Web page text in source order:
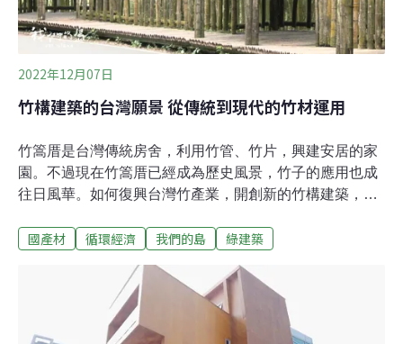
託專業團隊進駐營運，透過公私合作，重新規劃空間進行
主題策展，也展售當地友善環境的山村產品。未來將舉辦
2022年12月07日
竹構建築的台灣願景 從傳統到現代的竹材運用
竹篙厝是台灣傳統房舍，利用竹管、竹片，興建安居的家
園。不過現在竹篙厝已經成為歷史風景，竹子的應用也成
往日風華。如何復興台灣竹產業，開創新的竹構建築，政
20萬公頃，其中麻竹、桂竹、孟宗竹、刺竹、長枝竹及綠
物，都會利用。隨著塑膠、水泥等現代材料出現，取代竹
建構、竹製品，加上開放進口，台灣竹子的盛世已過。竹
林老化或轉種淺根作物 可能帶來土石災害台灣竹林大約種
國產材 循環經濟 我們的島 綠建築